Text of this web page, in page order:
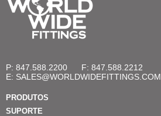
P: 847.588.2200
F: 847.588.2212
E: SALES@WORLDWIDEFITTINGS.COM
PRODUTOS
SUPORTE